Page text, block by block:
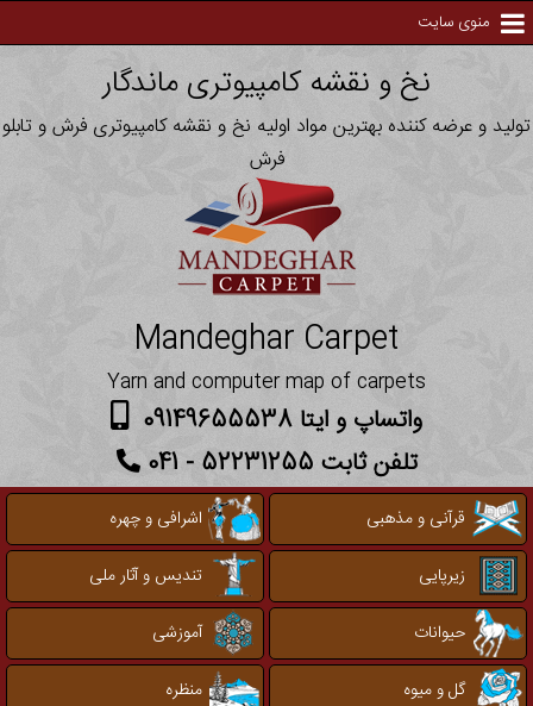
منوی سایت
نخ و نقشه کامپیوتری ماندگار
تولید و عرضه کننده بهترین مواد اولیه نخ و نقشه کامپیوتری فرش و تابلو
فرش
Mandeghar Carpet
Yarn and computer map of carpets
واتساپ و ایتا 09149655538
تلفن ثابت 52231255 - 041
قرآنی و مذهبی
اشرافی و چهره
زیرپایی
تندیس و آثار ملی
حیوانات
آموزشی
گل و میوه
منظره